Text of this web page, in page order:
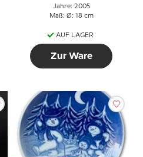
Jahre: 2005
Maß: Ø: 18 cm
AUF LAGER
Zur Ware